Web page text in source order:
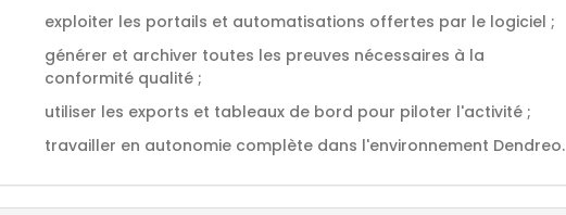
exploiter les portails et automatisations offertes par le logiciel ;
générer et archiver toutes les preuves nécessaires à la
conformité qualité ;
utiliser les exports et tableaux de bord pour piloter l'activité ;
travailler en autonomie complète dans l'environnement Dendreo.